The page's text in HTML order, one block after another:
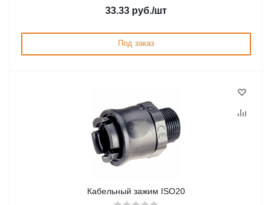
33.33 руб./шт
Под заказ
Кабельный зажим ISO20